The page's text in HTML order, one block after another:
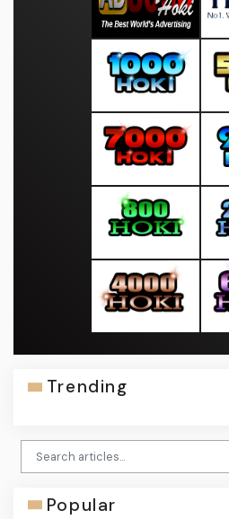
Trending
Popular